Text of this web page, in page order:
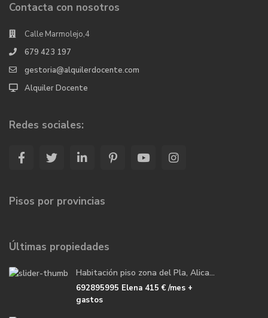
Contacta con nosotros
Calle Marmolejo,4
679 423 197
gestoria@alquilerdocente.com
Alquiler Docente
Redes sociales:
Pisos por provincias
Últimas propiedades
Habitación piso zona del Pla, Alica...
692895995 Elena 415 €/mes +
gastos